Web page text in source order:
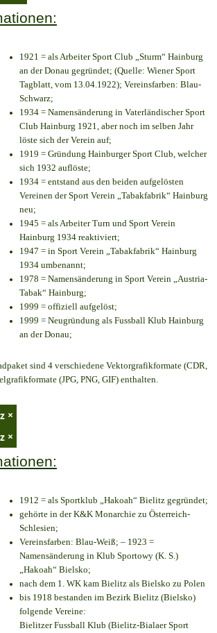
1921 = als Arbeiter Sport Club „Sturm“ Hainburg
an der Donau gegründet; (Quelle: Wiener Sport
Tagblatt, vom 13.04.1922); Vereinsfarben: Blau-
Schwarz;
1934 = Namensänderung in Vaterländischer Sport
Club Hainburg 1921, aber noch im selben Jahr
löste sich der Verein auf;
1919 = Gründung Hainburger Sport Club, welcher
sich 1932 auflöste;
1934 = entstand aus den beiden aufgelösten
Vereinen der Sport Verein „Tabakfabrik“ Hainburg
neu;
1945 = als Arbeiter Turn und Sport Verein
Hainburg 1934 reaktiviert;
1947 = in Sport Verein „Tabakfabrik“ Hainburg
1934 umbenannt;
1978 = Namensänderung in Sport Verein „Austria-
Tabak“ Hainburg;
1999 = offiziell aufgelöst;
1999 = Neugründung als Fussball Klub Hainburg
an der Donau;
sind 4 verschiedene Vektorgrafikformate (CDR,
(JPG, PNG, GIF) enthalten.
×
×
1912 = als Sportklub „Hakoah“ Bielitz gegründet;
gehörte in der K&K Monarchie zu Österreich-
Schlesien;
Vereinsfarben: Blau-Weiß; – 1923 =
Namensänderung in Klub Sportowy (K. S.)
„Hakoah“ Bielsko;
nach dem 1. WK kam Bielitz als Bielsko zu Polen
bis 1918 bestanden im Bezirk Bielitz (Bielsko)
folgende Vereine:
Bielitzer Fussball Klub (Bielitz-Bialaer Sport